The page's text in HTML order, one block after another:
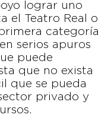
lograr uno
el Teatro Real o
categoría
serios apuros
puede
que no exista
que se pueda
privado y